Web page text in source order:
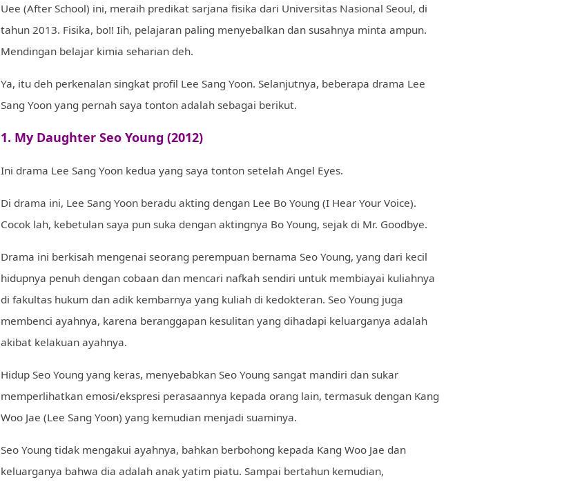
Uee (After School) ini, meraih predikat sarjana fisika dari Universitas Nasional Seoul, di
tahun 2013. Fisika, bo!! Iih, pelajaran paling menyebalkan dan susahnya minta ampun.
Mendingan belajar kimia seharian deh.
Ya, itu deh perkenalan singkat profil Lee Sang Yoon. Selanjutnya, beberapa drama Lee
Sang Yoon yang pernah saya tonton adalah sebagai berikut.
1. My Daughter Seo Young (2012)
Ini drama Lee Sang Yoon kedua yang saya tonton setelah Angel Eyes.
Di drama ini, Lee Sang Yoon beradu akting dengan Lee Bo Young (I Hear Your Voice).
Cocok lah, kebetulan saya pun suka dengan aktingnya Bo Young, sejak di Mr. Goodbye.
Drama ini berkisah mengenai seorang perempuan bernama Seo Young, yang dari kecil
hidupnya penuh dengan cobaan dan mencari nafkah sendiri untuk membiayai kuliahnya
di fakultas hukum dan adik kembarnya yang kuliah di kedokteran. Seo Young juga
membenci ayahnya, karena beranggapan kesulitan yang dihadapi keluarganya adalah
akibat kelakuan ayahnya.
Hidup Seo Young yang keras, menyebabkan Seo Young sangat mandiri dan sukar
memperlihatkan emosi/ekspresi perasaannya kepada orang lain, termasuk dengan Kang
Woo Jae (Lee Sang Yoon) yang kemudian menjadi suaminya.
Seo Young tidak mengakui ayahnya, bahkan berbohong kepada Kang Woo Jae dan
keluarganya bahwa dia adalah anak yatim piatu. Sampai bertahun kemudian,